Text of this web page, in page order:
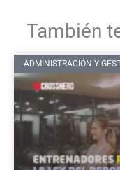
También
ADMINISTRACIÓN Y